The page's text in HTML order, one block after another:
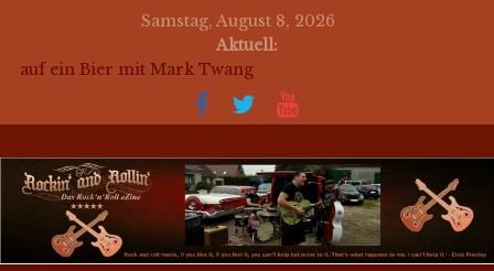
Samstag, August 8, 2026
Aktuell:
auf ein Bier mit Mark Twang
auf ein Bier mit Mason Dixon Hobos
auf ein Bier mit The Jets
Mosaik Massaker – Mosaikkunst aus dem Bereich
Rockabilly, Kustom Kultur und der Hot Rod Szene